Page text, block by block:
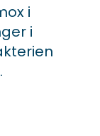
i
i